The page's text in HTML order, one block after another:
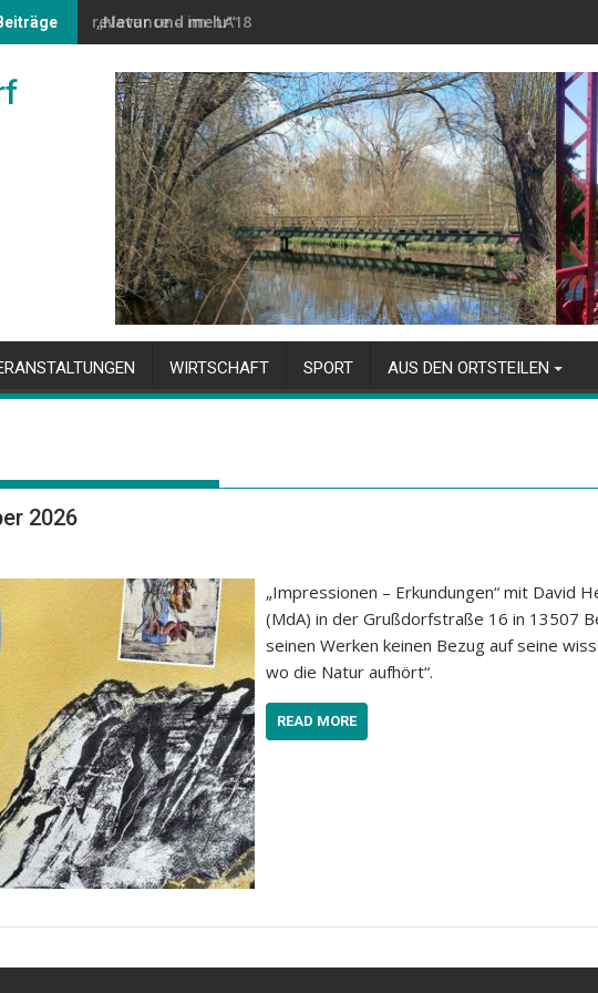
re:levance – im LA18
WIRTSCHAFT SPORT AUS DEN ORTSTEILEN
2026
„Impressionen – Erkundungen“ mit David
(MdA) in der Grußdorfstraße 16 in 13507
seinen Werken keinen Bezug auf seine
wo die Natur aufhört“.
READ MORE